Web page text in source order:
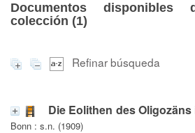
Documentos
colección (1)
Refinar búsqueda
Die Eolithen des
Bonn : s.n. (1909)